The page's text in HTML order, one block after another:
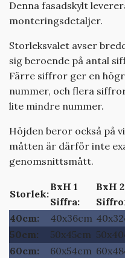
Denna fasadskylt
monteringsdetaljer.
Storleksvalet avser
sig beroende på antal
Färre siffror ger en
nummer, och flera
lite mindre nummer.
Höjden beror också på
måtten är därför inte
genomsnittsmått.
Storlek:
BxH 1
Siffra:
BxH 2
40cm:
40x36cm
50cm:
50x45cm
60cm:
60x54cm